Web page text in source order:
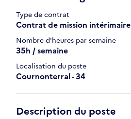
Type de contrat
Contrat de mission intérimaire
Nombre d'heures par semaine
35h / semaine
Localisation du poste
Cournonterral - 34
Description du poste